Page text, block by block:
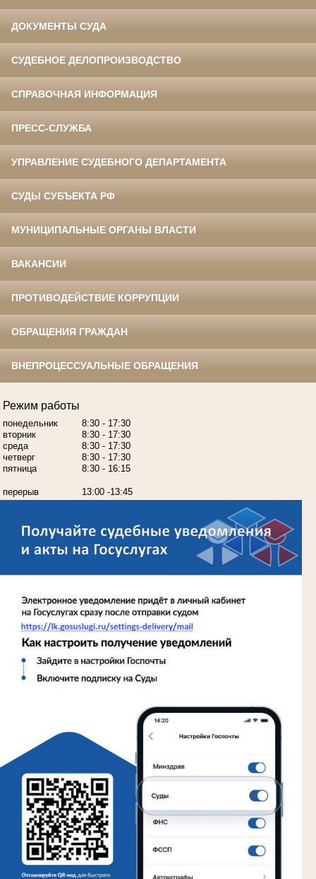
ДОКУМЕНТЫ СУДА
СУДЕБНОЕ ДЕЛОПРОИЗВОДСТВО
СПРАВОЧНАЯ ИНФОРМАЦИЯ
ПРЕСС-СЛУЖБА
УПРАВЛЕНИЕ СУДЕБНОГО ДЕПАРТАМЕНТА
СУДЫ СУБЪЕКТА РФ
МУНИЦИПАЛЬНЫЕ ОРГАНЫ ВЛАСТИ
ВАКАНСИИ
ПРОТИВОДЕЙСТВИЕ КОРРУПЦИИ
ОБРАЩЕНИЯ ГРАЖДАН
ВНЕПРОЦЕССУАЛЬНЫЕ ОБРАЩЕНИЯ
Режим работы
понедельник
вторник
среда
четверг
пятница
перерыв
8:30 - 17:30
8:30 - 17:30
8:30 - 17:30
8:30 - 17:30
8:30 - 16:15
13:00 -13:45